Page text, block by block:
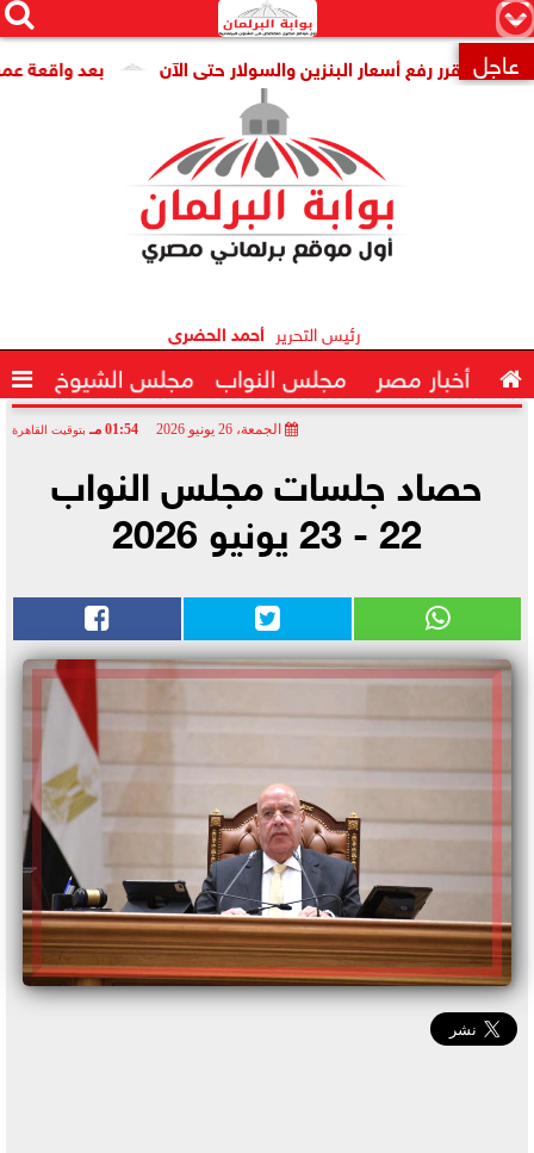
×


 عاجل بعد واقعة عمرو عمارة.. أسعار البنزين والسولار حتى الآن
رئيس التحرير أحمد الحضرى
 أخبار مصر مجلس النواب مجلس الشيوخ 
الجمعة، 26 يونيو 2026 01:54 مـ بتوقيت القاهرة
حصاد جلسات مجلس النواب
22 - 23 يونيو 2026